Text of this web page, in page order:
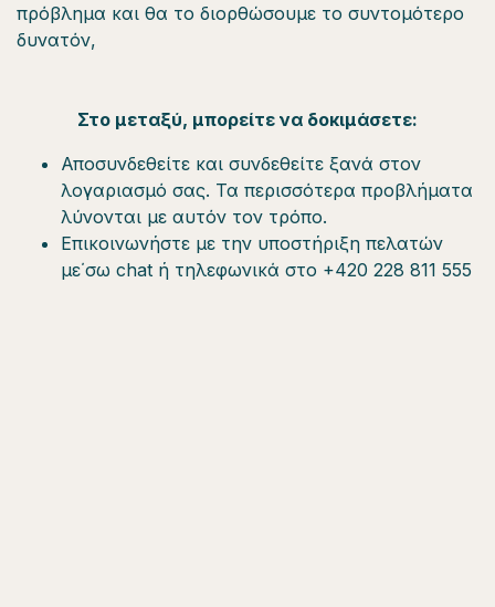
πρόβλημα και θα το διορθώσουμε το συντομότερο
δυνατόν,
Στο μεταξύ, μπορείτε να δοκιμάσετε:
Αποσυνδεθείτε και συνδεθείτε ξανά στον
λογαριασμό σας. Τα περισσότερα προβλήματα
λύνονται με αυτόν τον τρόπο.
Επικοινωνήστε με την υποστήριξη πελατών
με΄σω chat ή τηλεφωνικά στο +420 228 811 555